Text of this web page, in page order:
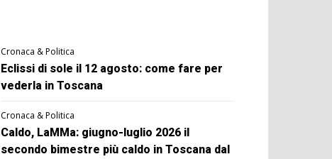
Cronaca & Politica
Eclissi di sole il 12 agosto: come fare per
vederla in Toscana
Cronaca & Politica
Caldo, LaMMa: giugno-luglio 2026 il
secondo bimestre più caldo in Toscana dal